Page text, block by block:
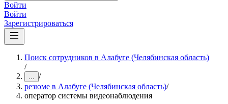
Войти
Войти
Зарегистрироваться
Поиск сотрудников в Алабуге (Челябинская область)
/
... /
резюме в Алабуге (Челябинская область)/
оператор системы видеонаблюдения